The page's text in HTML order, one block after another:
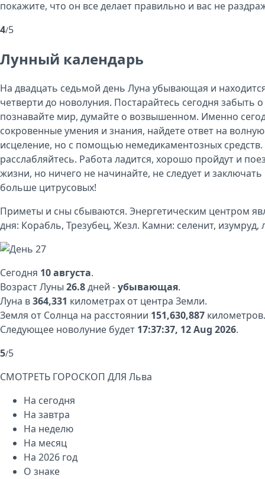
покажите, что он все делает правильно и вас не
4/5
Лунный календарь
На двадцать седьмой день Луна убывающая и
четверти до новолуния. Постарайтесь сегодня забыть
познавайте мир, думайте о возвышенном. Именно
сокровенные умения и знания, найдете ответ на
исцеление, но с помощью немедикаментозных
расслабляйтесь. Работа ладится, хорошо пройдут и
жизни, но ничего не начинайте, не следует и
больше цитрусовых!
Приметы и сны сбываются. Энергетическим центром
дня: Корабль, Трезубец, Жезл. Камни: селенит, изумруд,
Сегодня 10 августа.
Возраст Луны 26.8дней -убывающая.
Луна в364,331 километрах от центра Земли.
Земля от Солнца на расстоянии 151,630,887 километров.
Следующее новолуние будет 17:37:37, 12 Aug 2026.
5/5
СМОТРЕТЬ ГОРОСКОП ДЛЯ Льва
На сегодня
На завтра
На неделю
На месяц
На 2026 год
О знаке